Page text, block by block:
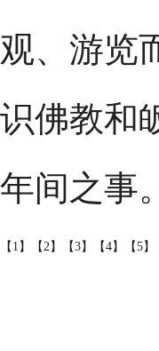
观、游览
识佛教和
年间之事。
【1】 【2】 【3】 【4】 【5】